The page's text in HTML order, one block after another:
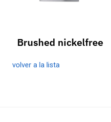
Brushed nickelfree
volver a la lista